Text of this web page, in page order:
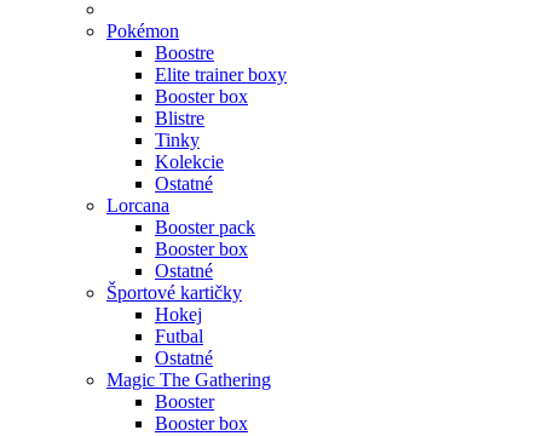
Pokémon
Boostre
Elite trainer boxy
Booster box
Blistre
Tinky
Kolekcie
Ostatné
Lorcana
Booster pack
Booster box
Ostatné
Športové kartičky
Hokej
Futbal
Ostatné
Magic The Gathering
Booster
Booster box